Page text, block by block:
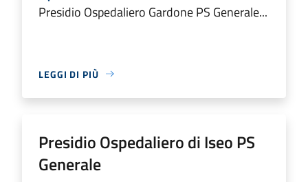
Presidio Ospedaliero Gardone PS Generale...
LEGGI DI PIÙ
Presidio Ospedaliero di Iseo PS
Generale